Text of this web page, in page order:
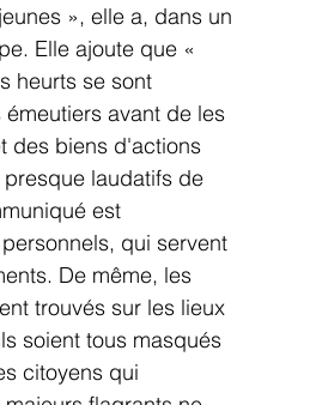
», elle a, dans un
Elle ajoute que «
heurts se sont
avant de les
des biens d'actions
laudatifs de
est
qui servent
De même, les
trouvés sur les lieux
soient tous masqués
citoyens qui